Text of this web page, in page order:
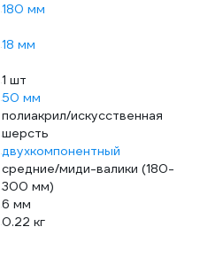
180 мм
18 мм
1 шт
50 мм
полиакрил/искусственная
шерсть
двухкомпонентный
средние/миди-валики (180-
300 мм)
6 мм
0.22 кг